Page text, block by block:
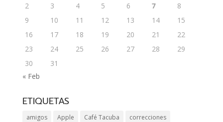
2
3 4 5 6 7
8
9
10 11 12 13 14
15
16
17 18 19 20 21
22
23
24 25 26 27 28
29
30
31
« Feb
ETIQUETAS
amigos Apple Café Tacuba
correcciones